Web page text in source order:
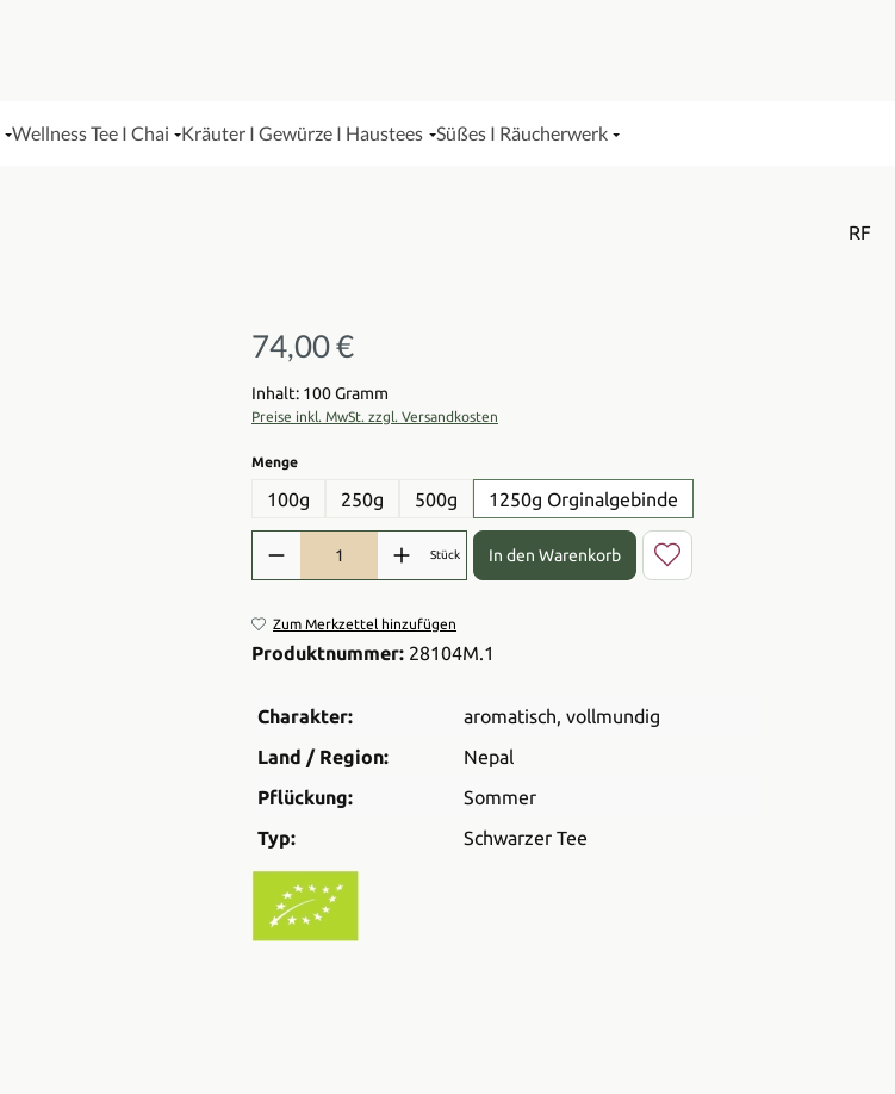
Wellness Tee I Chai Kräuter I Gewürze I Haustees Süßes I Räucherwerk
RF
Regulärer Preis:
74,00 €
Inhalt: 100 Gramm
Preise inkl. MwSt. zzgl. Versandkosten
Mengeauswählen
100g 250g 500g 1250g Orginalgebinde
Produkt Anzahl: Gib den gewünschten Wert ein oder benutze die
Stück In den Warenkorb
Zum Merkzettel hinzufügen
Produktnummer: 28104M.1
Charakter: aromatisch, vollmundig
Land / Region:
Nepal
Pflückung:
Sommer
Typ:
Schwarzer Tee